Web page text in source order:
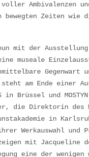
Ambivalenzen
Zeiten wie
nun mit der
museale
Gegenwart
am Ende einer
Brüssel und
die Direktorin des
in
Werkauswahl und
mit Jacqueline
eine der wenigen